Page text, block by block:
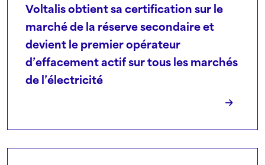
Voltalis obtient sa certification sur le
marché de la réserve secondaire et
devient le premier opérateur
d’effacement actif sur tous les marchés
de l’électricité